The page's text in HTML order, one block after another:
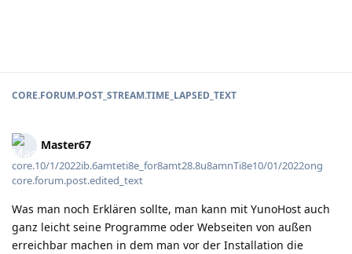
CORE.FORUM.POST_STREAM.TIME_LAPSED_TEXT
Master67
core.10/1/2022ib.6amteti8e_for8amt28.8u8amnTi8e10/01/2022ong
core.forum.post.edited_text
Was man noch Erklären sollte, man kann mit YunoHost auch
ganz leicht seine Programme oder Webseiten von außen
erreichbar machen in dem man vor der Installation die